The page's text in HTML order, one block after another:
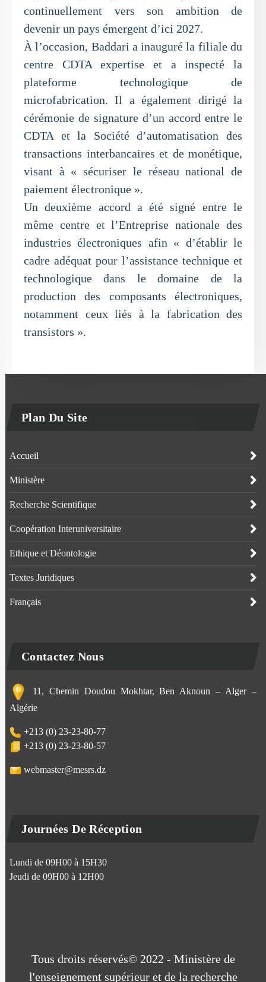
continuellement vers son ambition de
devenir un pays émergent d’ici 2027.
À l’occasion, Baddari a inauguré la filiale du
centre CDTA expertise et a inspecté la
plateforme technologique de
microfabrication. Il a également dirigé la
cérémonie de signature d’un accord entre le
CDTA et la Société d’automatisation des
transactions interbancaires et de monétique,
visant à « sécuriser le réseau national de
paiement électronique ».
Un deuxième accord a été signé entre le
même centre et l’Entreprise nationale des
industries électroniques afin « d’établir le
cadre adéquat pour l’assistance technique et
technologique dans le domaine de la
production des composants électroniques,
notamment ceux liés à la fabrication des
transistors ».
Plan Du Site
Accueil
Ministère
Recherche Scientifique
Coopération Interuniversitaire
Ethique et Déontologie
Textes Juridiques
Français
Contactez Nous
11, Chemin Doudou Mokhtar, Ben Aknoun – Alger –
Algérie
+213 (0) 23-23-80-77
+213 (0) 23-23-80-57
webmaster@mesrs.dz
Journées De Réception
Lundi de 09H00 à 15H30
Jeudi de 09H00 à 12H00
Tous droits réservés© 2022 - Ministère de
l'enseignement supérieur et de la recherche